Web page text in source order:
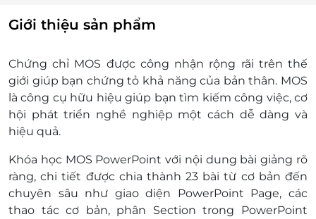
TP. Hồ Chí Minh (vòng xoay Lê Đại Hành)
Một khách hàng được mua nhiều phiếu
trả lại tiền thừa.
Không áp dụng đồng thời với chương trình
khuyến mại khác
Giới thiệu sản phẩm
Chứng chỉ MOS được công nhận rộng rãi trên thế
giới giúp bạn chứng tỏ khả năng của bản thân. MOS
là công cụ hữu hiệu giúp bạn tìm kiếm công việc, cơ
hội phát triển nghề nghiệp một cách dễ dàng và
hiệu quả.
Khóa học MOS PowerPoint với nội dung bài giảng rõ
ràng, chi tiết được chia thành 23 bài từ cơ bản đến
chuyên sâu như giao diện PowerPoint Page, các
thao tác cơ bản, phân Section trong PowerPoint